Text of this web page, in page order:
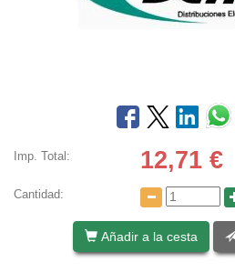
Imp. Total: 12,71 €
Cantidad:
Añadir a la cesta